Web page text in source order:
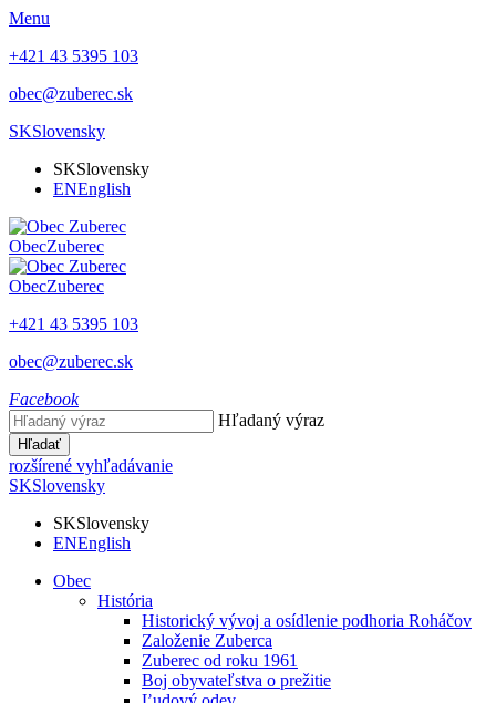
Menu
+421 43 5395 103
obec@zuberec.sk
SKSlovensky
SKSlovensky
ENEnglish
ObecZuberec
ObecZuberec
+421 43 5395 103
obec@zuberec.sk
Facebook
Hľadaný výraz
Hľadať
rozšírené vyhľadávanie
SKSlovensky
SKSlovensky
ENEnglish
Obec
História
Historický vývoj a osídlenie podhoria Roháčov
Založenie Zuberca
Zuberec od roku 1961
Boj obyvateľstva o prežitie